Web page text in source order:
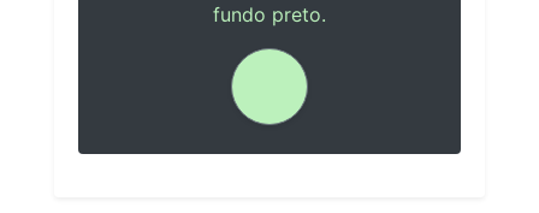
fundo preto.